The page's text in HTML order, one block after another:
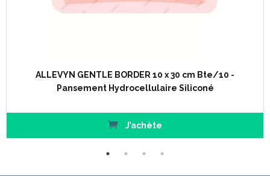
ALLEVYN GENTLE BORDER 10 x 30 cm Bte/10 -
Pansement Hydrocellulaire Siliconé
J’achète